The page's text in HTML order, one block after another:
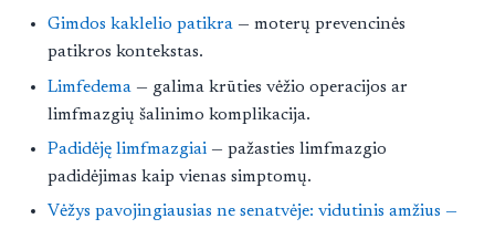
Gimdos kaklelio patikra — moterų prevencinės
patikros kontekstas.
Limfedema — galima krūties vėžio operacijos ar
limfmazgių šalinimo komplikacija.
Padidėję limfmazgiai — pažasties limfmazgio
padidėjimas kaip vienas simptomų.
Vėžys pavojingiausias ne senatvėje: vidutinis amžius —